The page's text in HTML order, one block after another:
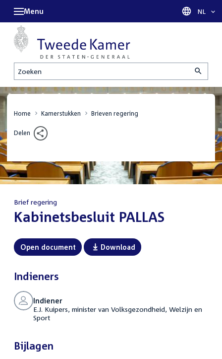
Zoeken
Menu Taal
NL
Home Kamerstukken Brieven regering
Delen
Brief regering
:Kabinetsbesluit PALLAS
Open document Download
Indieners
Indiener
E.J. Kuipers, minister van Volksgezondheid, Welzijn en
Sport
Bijlagen